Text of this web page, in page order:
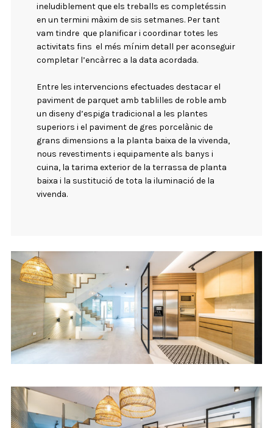
ineludiblement que els treballs es completéssin
en un termini màxim de sis setmanes. Per tant
vam tindre que planificar i coordinar totes les
activitats fins el més mínim detall per aconseguir
completar l’encàrrec a la data acordada.
Entre les intervencions efectuades destacar el
paviment de parquet amb tablilles de roble amb
un diseny d’espiga tradicional a les plantes
superiors i el paviment de gres porcelànic de
grans dimensions a la planta baixa de la vivenda,
nous revestiments i equipamente als banys i
cuina, la tarima exterior de la terrassa de planta
baixa i la sustitució de tota la iluminació de la
vivenda.